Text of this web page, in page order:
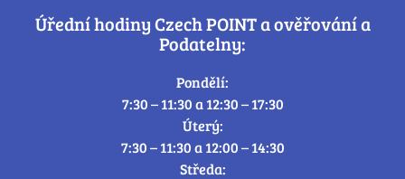
Úřední hodiny Czech POINT a ověřování a
Podatelny:
Pondělí:
7:30 – 11:30 a 12:30 – 17:30
Úterý:
7:30 – 11:30 a 12:00 – 14:30
Středa: